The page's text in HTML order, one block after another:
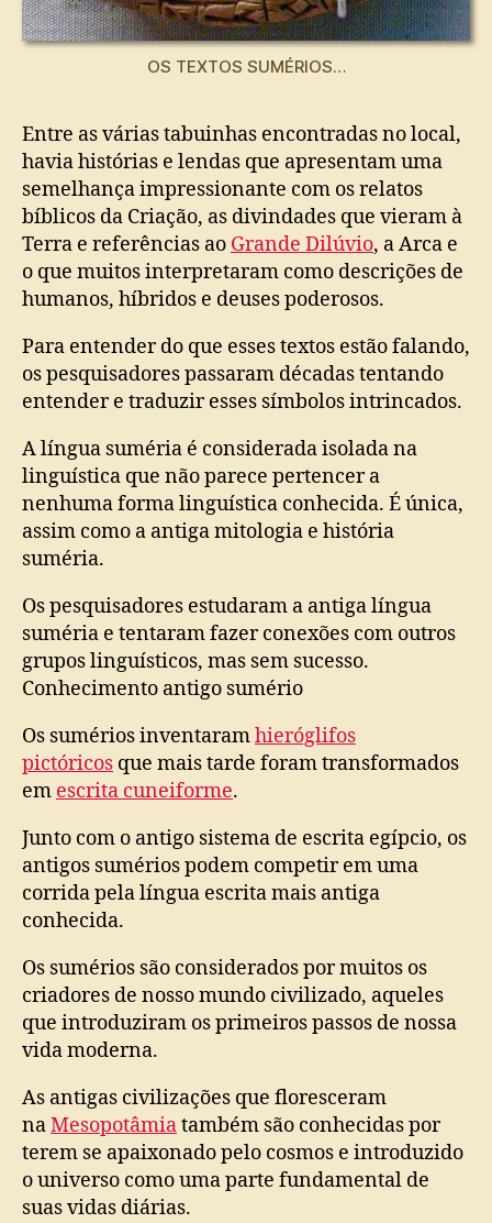
OS TEXTOS SUMÉRIOS…
Entre as várias tabuinhas encontradas no local,
havia histórias e lendas que apresentam uma
semelhança impressionante com os relatos
bíblicos da Criação, as divindades que vieram à
Terra e referências ao Grande Dilúvio, a Arca e
o que muitos interpretaram como descrições de
humanos, híbridos e deuses poderosos.
Para entender do que esses textos estão falando,
os pesquisadores passaram décadas tentando
entender e traduzir esses símbolos intrincados.
A língua suméria é considerada isolada na
linguística que não parece pertencer a
nenhuma forma linguística conhecida. É única,
assim como a antiga mitologia e história
suméria.
Os pesquisadores estudaram a antiga língua
suméria e tentaram fazer conexões com outros
grupos linguísticos, mas sem sucesso.
Conhecimento antigo sumério
Os sumérios inventaramhieróglifos
pictóricos que mais tarde foram transformados
em escrita cuneiforme.
Junto com o antigo sistema de escrita egípcio, os
antigos sumérios podem competir em uma
corrida pela língua escrita mais antiga
conhecida.
Os sumérios são considerados por muitos os
criadores de nosso mundo civilizado, aqueles
que introduziram os primeiros passos de nossa
vida moderna.
As antigas civilizações que floresceram
naMesopotâmiatambém são conhecidas por
terem se apaixonado pelo cosmos e introduzido
o universo como uma parte fundamental de
suas vidas diárias.